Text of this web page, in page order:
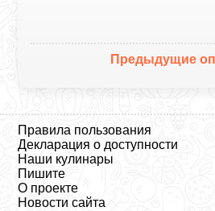
Предыдущие
Правила пользования
Декларация о доступности
Наши кулинары
Пишите
О проекте
Новости сайта